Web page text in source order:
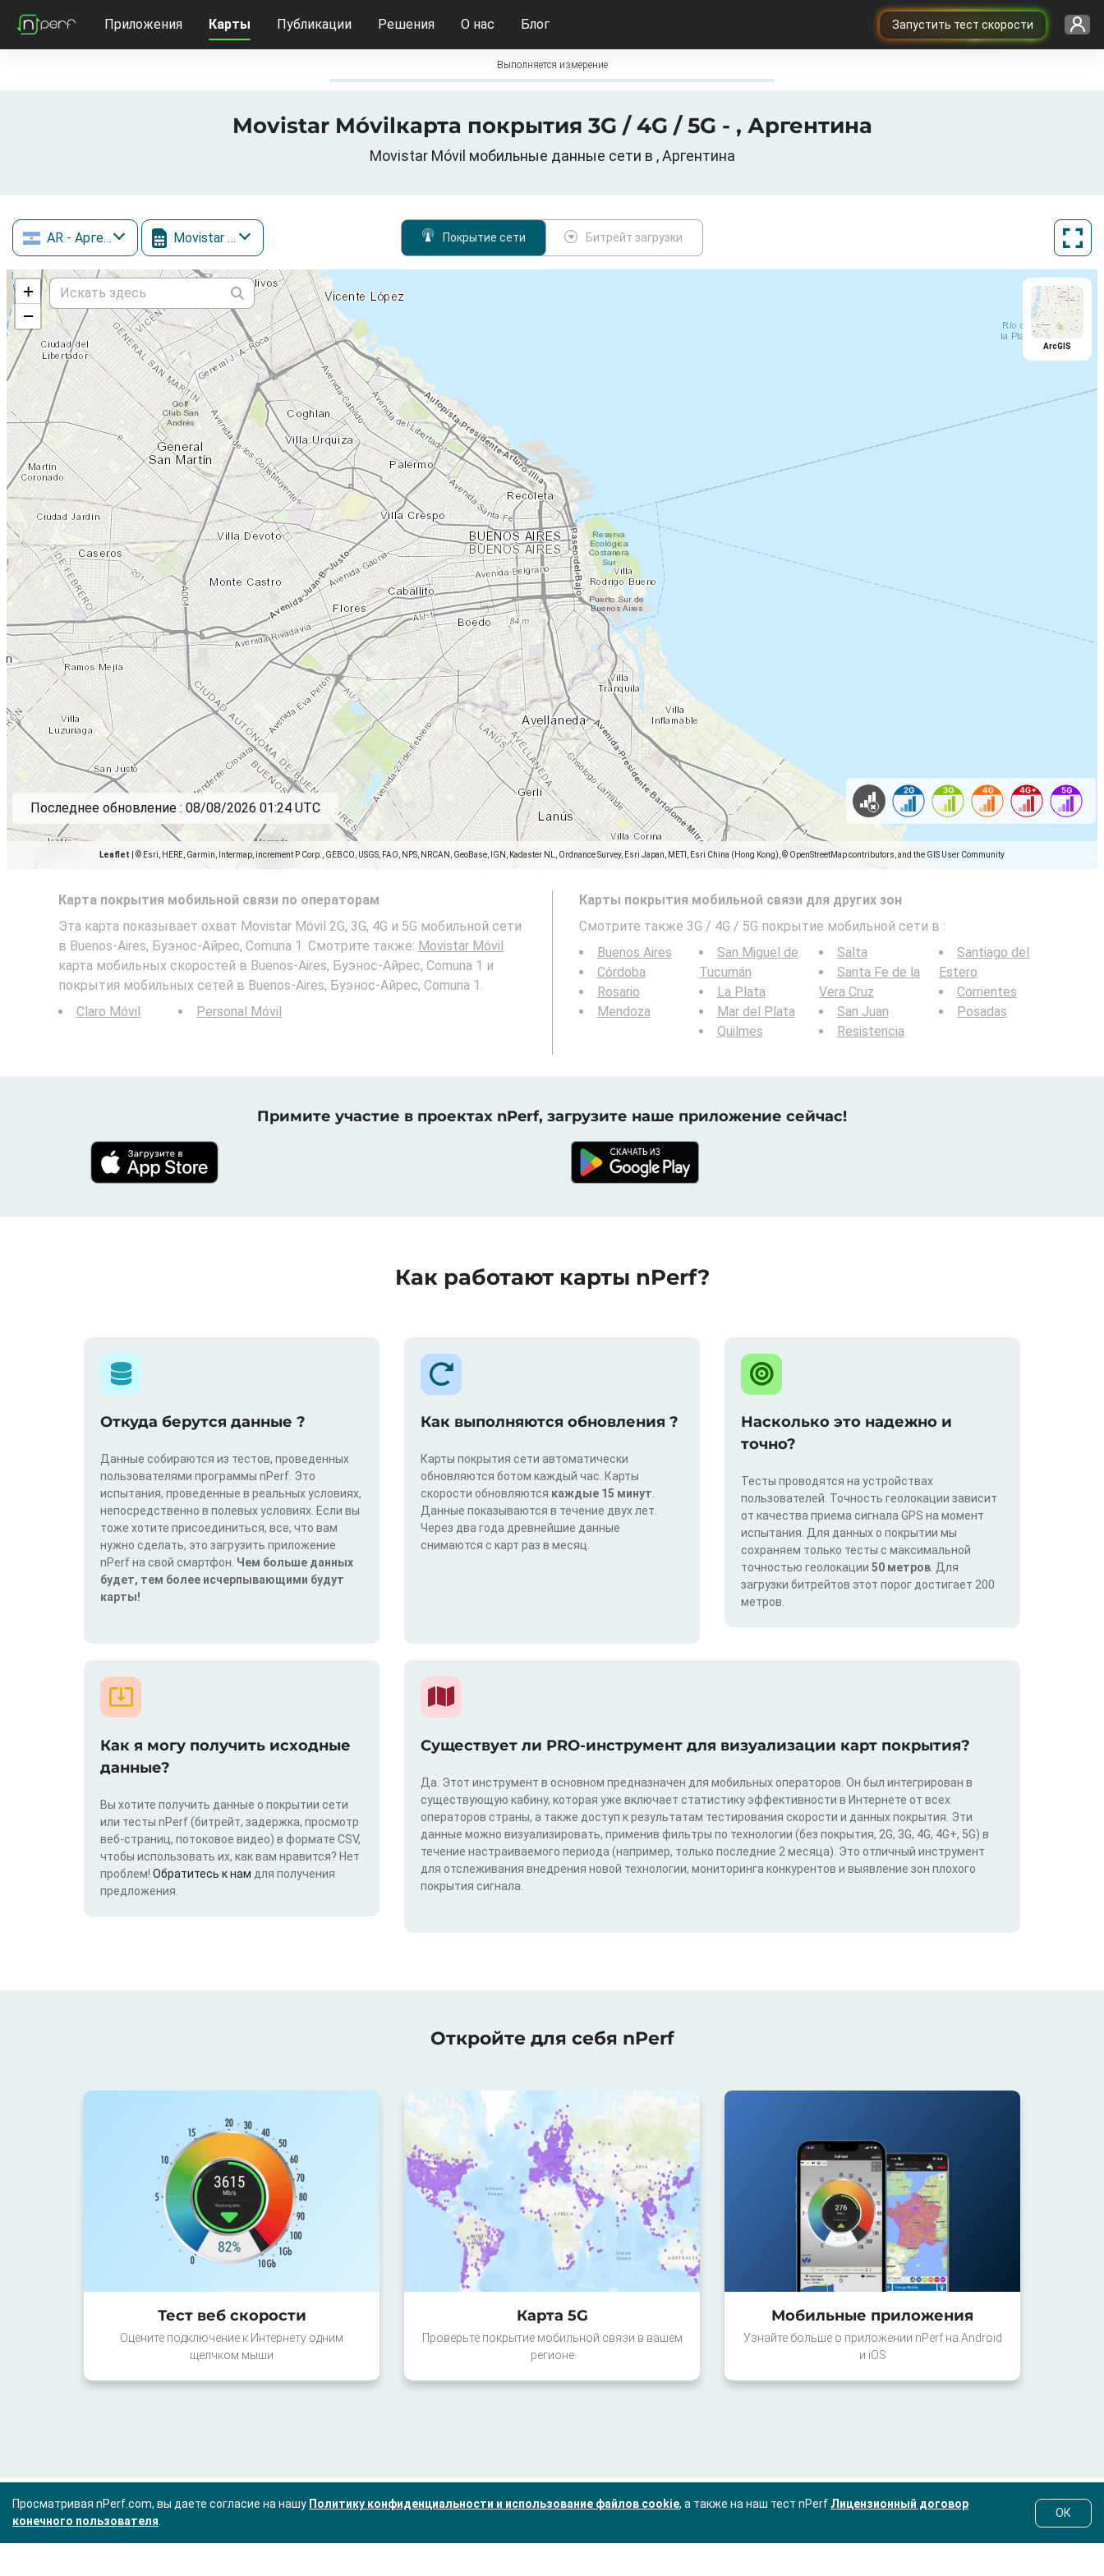
Запустить тест скорости
Приложения Карты Публикации Решения О нас Блог
Выполняется измерение
Movistar Móvilкарта покрытия 3G / 4G / 5G - , Аргентина
Movistar Móvil мобильные данные сети в , Аргентина
AR - Аргентина Movistar Móvil Покрытие сети Битрейт загрузки
+
−
Leaflet © Esri, HERE, Garmin, Intermap, increment P Corp., GEBCO, USGS, FAO, NPS, NRCAN, GeoBase, IGN, Kadaster NL, Ordnance Survey, Esri Japan, METI, Esri China (Hong Kong), © OpenStreetMap contributors, and the GIS User Community
ArcGIS
Последнее обновление : 08/08/2026 01:24 UTC
Карта покрытия мобильной связи по операторам
Эта карта показывает охват Movistar Móvil 2G, 3G, 4G и 5G мобильной сети
в Buenos-Aires, Буэнос-Айрес, Comuna 1. Смотрите также: Movistar Móvil
карта мобильных скоростей в Buenos-Aires, Буэнос-Айрес, Comuna 1 и
покрытия мобильных сетей в Buenos-Aires, Буэнос-Айрес, Comuna 1.
Claro Móvil
Personal Móvil
Карты покрытия мобильной связи для других зон
Смотрите также 3G / 4G / 5G покрытие мобильной сети в :
Buenos Aires
Córdoba
Rosario
Mendoza
San Miguel de
Tucumán
La Plata
Mar del Plata
Quilmes
Salta
Santa Fe de la
Vera Cruz
San Juan
Resistencia
Santiago del
Estero
Corrientes
Posadas
Примите участие в проектах nPerf, загрузите наше приложение сейчас!
Как работают карты nPerf?
Откуда берутся данные ?
Данные собираются из тестов, проведенных
пользователями программы nPerf. Это
испытания, проведенные в реальных условиях,
непосредственно в полевых условиях. Если вы
тоже хотите присоединиться, все, что вам
нужно сделать, это загрузить приложение
nPerf на свой смартфон. Чем больше данных
будет, тем более исчерпывающими будут
карты!
Как выполняются обновления ?
Карты покрытия сети автоматически
обновляются ботом каждый час. Карты
скорости обновляются каждые 15 минут
Данные показываются в течение двух лет.
Через два года древнейшие данные
снимаются с карт раз в месяц.
Насколько это надежно и
точно?
Тесты проводятся на устройствах
пользователей. Точность геолокации зависит
от качества приема сигнала GPS на момент
испытания. Для данных о покрытии мы
сохраняем только тесты с максимальной
точностью геолокации 50 метров . Для
загрузки битрейтов этот порог достигает 200
метров.
Как я могу получить исходные
данные?
Вы хотите получить данные о покрытии сети
или тесты nPerf (битрейт, задержка, просмотр
веб-страниц, потоковое видео) в формате CSV,
чтобы использовать их, как вам нравится? Нет
проблем! Обратитесь к нам для получения
предложения.
Существует ли PRO-инструмент для визуализации карт покрытия?
Да. Этот инструмент в основном предназначен для мобильных операторов. Он был интегрирован в
существующую кабину, которая уже включает статистику эффективности в Интернете от всех
операторов страны, а также доступ к результатам тестирования скорости и данных покрытия. Эти
данные можно визуализировать, применив фильтры по технологии (без покрытия, 2G, 3G, 4G, 4G+, 5G) в
течение настраиваемого периода (например, только последние 2 месяца). Это отличный инструмент
для отслеживания внедрения новой технологии, мониторинга конкурентов и выявление зон плохого
покрытия сигнала.
Откройте для себя nPerf
Тест веб скорости
Оцените подключение к Интернету одним
щелчком мыши
Карта 5G
Проверьте покрытие мобильной связи в вашем
регионе
Мобильные приложения
Узнайте больше о приложении nPerf на Android
и iOS
Просматривая nPerf.com, вы даете согласие на нашу Политику конфиденциальности и использование файлов cookie, а также на наш тест nPerf Лицензионный договор
конечного пользователя
ОК